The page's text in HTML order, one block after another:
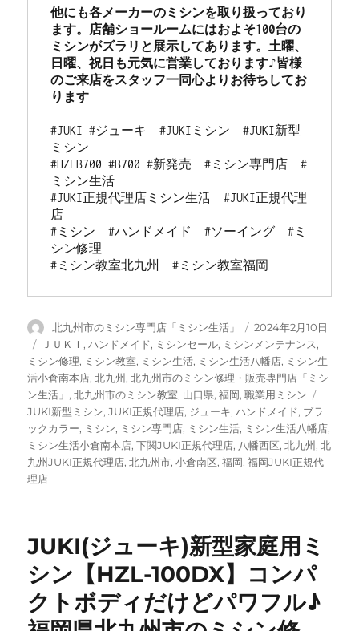
門
店
「ミ
シ
ン
☆JUKI
良
売
認
の
に
他にも各メーカーのミシンを取り扱っており
ます。店舗ショールームにはおよそ100台の
ミシンがズラリと展示してあります。土曜、
日曜、祝日も元気に営業しております♪皆様
のご来店をスタッフ一同心よりお待ちしてお
ります
#JUKI #ジューキ　#JUKIミシン　#JUKI新型
ミシン
#HZLB700 #B700 #新発売　#ミシン専門店　#
ミシン生活
#JUKI正規代理店ミシン生活　#JUKI正規代理
店
#ミシン　#ハンドメイド　#ソーイング　#ミ
シン修理
#ミシン教室北九州　#ミシン教室福岡
投
稿
者
北九州市のミシン専門店「ミシン生活」
投
稿
日:
2024年2月10日
カ
テ
ゴ
リ
ー
ＪＵＫＩ,ハンドメイド, ミシンセール, ミシンメンテナンス,
ミシン修理, ミシン教室, ミシン生活, ミシン生活八幡店, ミシン生
活小倉南本店,北九州,北九州市のミシン修理・販売専門店「ミシ
ン生活」,北九州市のミシン教室, 山口県,福岡,職業用ミシン
グ
JUKI新型ミシン,JUKI正規代理店, ジューキ,ハンドメイド, ブラ
ックカラー, ミシン, ミシン専門店, ミシン生活, ミシン生活八幡店,
ミシン生活小倉南本店,下関JUKI正規代理店, 八幡西区,北九州,北
九州JUKI正規代理店,北九州市,小倉南区,福岡,福岡JUKI正規代
理店
JUKI(ジューキ)新型家庭用ミ
シン【HZL-100DX】コンパ
クトボディだけどパワフル♪